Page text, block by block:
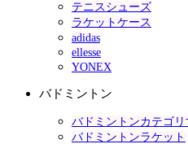
テニスシューズ
ラケットケース
adidas
ellesse
YONEX
バドミントン
バドミントンカテゴリ
バドミントンラケット